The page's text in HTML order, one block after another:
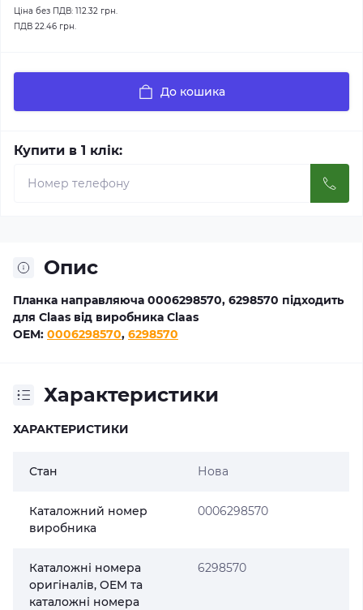
Ціна без ПДВ: 112.32 грн.
ПДВ 22.46 грн.
До кошика
Купити в 1 клік:
Опис
Планка направляюча 0006298570, 6298570 підходить
для Claas від виробника Claas
OEM: 0006298570, 6298570
Характеристики
ХАРАКТЕРИСТИКИ
Стан Нова
Каталожний номер
виробника
0006298570
Каталожні номера
оригіналів, OEM та
каталожні номера
6298570